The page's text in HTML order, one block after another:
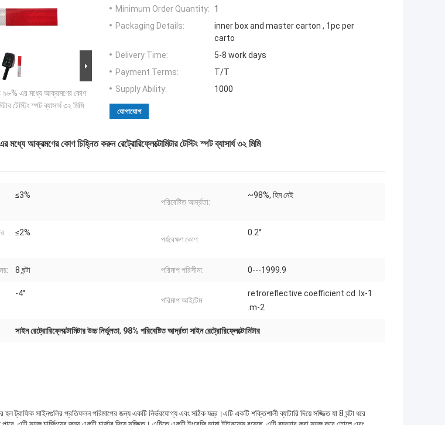
৯৮% এর মধ্যে আক্রমণের কোণ
টেস্টিং স্পট ব্যাসার্ধ ৩২ মিমি
Minimum Order Quantity:
1
Packaging Details:
inner box and master carton , 1pc per
carto
Delivery Time:
5-8 work days
Payment Terms:
T/T
Supply Ability:
1000
যোগাযোগ
মধ্যে আক্রমণের কোণ চিহ্নিত করুন রেট্রোরিফ্লেক্টোমিটার টেস্টিং স্পট ব্যাসার্ধ ৩২ মিমি
≤3%
পরিবেষ্টিত আর্দ্রতা:
~98%, হিম নেই
≤2%
পর্যবেক্ষণ কোণ:
0.2°
8 ঘন্টা পরিমাপ পরিসীমা: 0---1999.9
-4°
পরিমাপ আইটেম:
retroreflective coefficient cd .lx-1
.m-2
সাইন রেট্রোরিফ্লেক্টোমিটার উচ্চ নির্ভুলতা, 98% পরিবেষ্টিত আর্দ্রতা সাইন রেট্রোরিফ্লেক্টোমিটার
হল ট্রাফিক সাইনগুলির প্রতিফলন পরিমাপের জন্য একটি নির্ভরযোগ্য এবং সঠিক যন্ত্র।এটি একটি শক্তিশালী ব্যাটারি দিয়ে সজ্জিত যা 8 ঘন্টা ধরে